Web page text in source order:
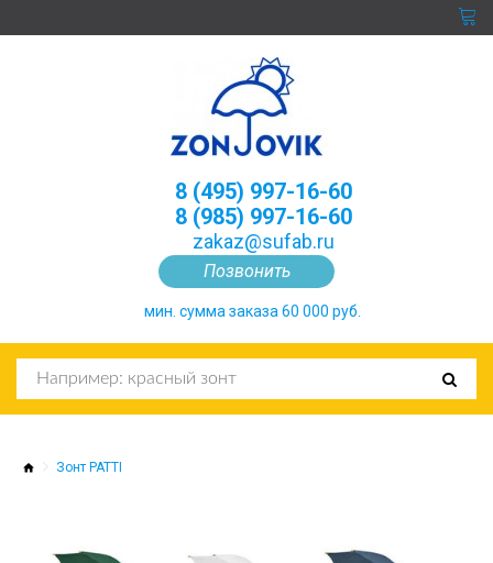
Позвонить
8 (495) 997-16-60
8 (985) 997-16-60
zakaz@sufab.ru
мин. сумма заказа 60 000 руб.
Зонт PATTI